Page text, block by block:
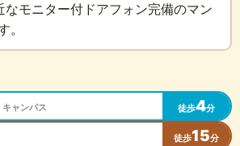
なモニター付ドアフォン完備のマン
。
キャンパス 徒歩4分
徒歩15分